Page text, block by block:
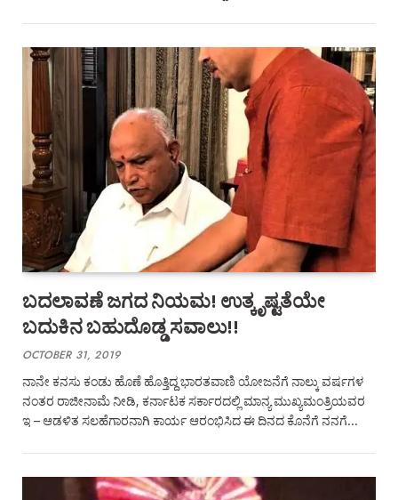
ಬದಲಾವಣೆ ಜಗದ ನಿಯಮ! ಉತ್ಕೃಷ್ಟತೆಯೇ
ಬದುಕಿನ ಬಹುದೊಡ್ಡ ಸವಾಲು!!
OCTOBER 31, 2019
ನಾನೇ ಕನಸು ಕಂಡು ಹೊಣೆ ಹೊತ್ತಿದ್ದ ಭಾರತವಾಣಿ ಯೋಜನೆಗೆ ನಾಲ್ಕು ವರ್ಷಗಳ
ನಂತರ ರಾಜೀನಾಮೆ ನೀಡಿ, ಕರ್ನಾಟಕ ಸರ್ಕಾರದಲ್ಲಿ ಮಾನ್ಯ ಮುಖ್ಯಮಂತ್ರಿಯವರ
ಇ – ಆಡಳಿತ ಸಲಹೆಗಾರನಾಗಿ ಕಾರ್ಯ ಆರಂಭಿಸಿದ ಈ ದಿನದ ಕೊನೆಗೆ ನನಗೆ…